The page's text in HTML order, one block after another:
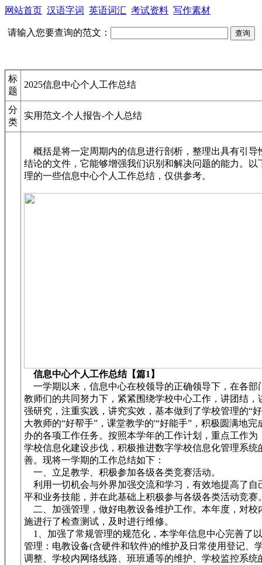
网站首页 汉语字词 英语词汇 考试资料 写作素材
请输入您要查询的范文：
标
题
2025信息中心个人工作总结
分
类
实用范文-个人报告-个人总结
概括是将一定周期内的信息进行剖析，整理出具有引导
结论的文件，它能够增强我们识别和解决问题的能力。以
理的一些信息中心个人工作总结，仅供参考。
信息中心个人工作总结【篇1】
一学期以来，信息中心在校领导的正确领导下，在各部
教师们的共同努力下，紧紧围绕学校中心工作，讲团结，
强研究，注重实践，讲究实效，基本做到了学校管理的“
大教师的“好帮手”，课堂教学的'“好能手”，积极圆满地完
办的各项工作任务。按照本学年的工作计划，重点工作为
学校信息化建设步伐，积极推进数字学校信息化管理系统
善。现将一学期的工作总结如下：
一、立足教学、积极参加各级各类竞赛活动。
利用一切机会与外界加强交流和学习，有效地提高了自
平和业务技能，并在此基础上积极参与各级各类活动竞赛
二、加强管理，做好电教设备维护工作。本年度，对校
施进行了检查测试，及时进行维修。
1、加强了常规管理的规范化，本学年信息中心完善了
管理：电教设备(含硬件和软件)的维护及日常使用登记、
调整、学校内网络线路、班班通等的维护、学校监控系统